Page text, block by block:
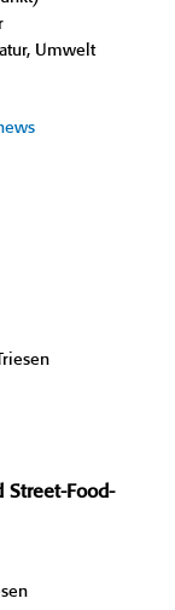
Umwelt
Street-Food-